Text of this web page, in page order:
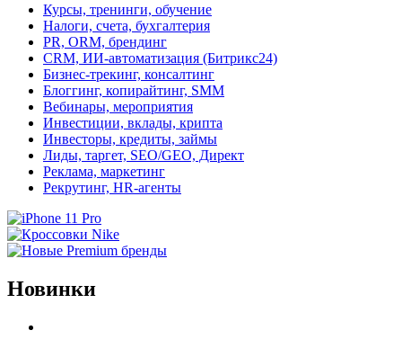
Курсы, тренинги, обучение
Налоги, счета, бухгалтерия
PR, ORM, брендинг
CRM, ИИ-автоматизация (Битрикс24)
Бизнес-трекинг, консалтинг
Блоггинг, копирайтинг, SMM
Вебинары, мероприятия
Инвестиции, вклады, крипта
Инвесторы, кредиты, займы
Лиды, таргет, SEO/GEO, Директ
Реклама, маркетинг
Рекрутинг, HR-агенты
Новинки